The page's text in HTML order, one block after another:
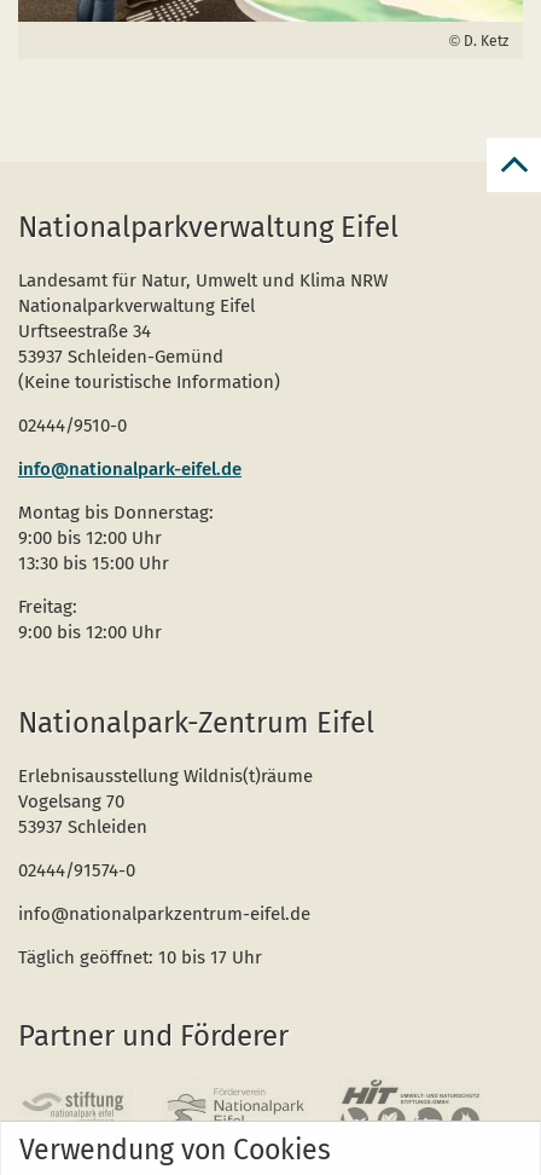
D. Ketz
Nationalparkverwaltung Eifel
Landesamt für Natur, Umwelt und Klima NRW
Nationalparkverwaltung Eifel
Urftseestraße 34
53937 Schleiden-Gemünd
(Keine touristische Information)
02444/9510-0
info@nationalpark-eifel.de
Montag bis Donnerstag:
9:00 bis 12:00 Uhr
13:30 bis 15:00 Uhr
Freitag:
9:00 bis 12:00 Uhr
Nationalpark-Zentrum Eifel
Erlebnisausstellung Wildnis(t)räume
Vogelsang 70
53937 Schleiden
02444/91574-0
info@nationalparkzentrum-eifel.de
Täglich geöffnet: 10 bis 17 Uhr
Partner und Förderer
Verwendung von Cookies